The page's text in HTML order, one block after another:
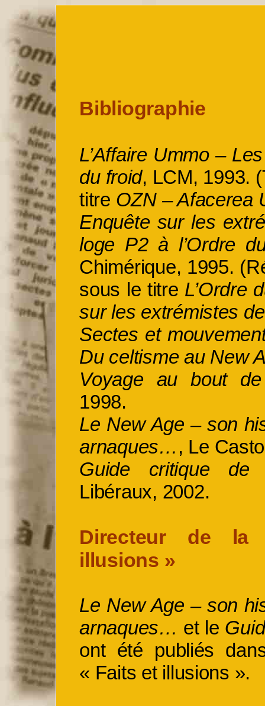
Bibliographie
L’Affaire Ummo– Les
du froid, LCM, 1993.
titre OZN –Afacerea
Enquête sur les
loge P2 à l’Ordre
Chimérique, 1995.
sous le titre L’Ordre
sur les extrémistes
Sectes et
Du celtisme au New
Voyage au bout
1998.
Le New Age – son
arnaques… , Le
Guide critique de
Libéraux, 2002.
Directeur de
illusions »
Le New Age – son
arnaques… et le
ont été publiés
« Faits et illusions ».